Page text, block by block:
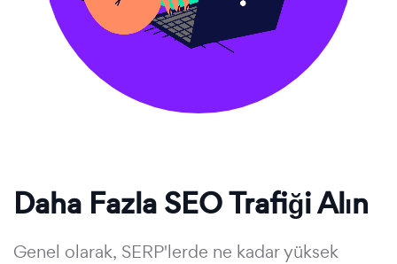
Daha Fazla SEO Trafiği Alın
Genel olarak, SERP'lerde ne kadar yüksek